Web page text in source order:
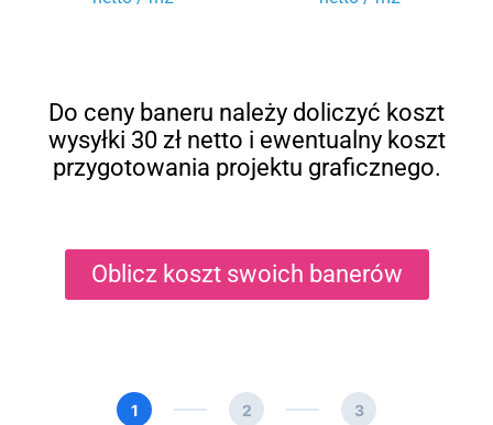
Do ceny baneru należy doliczyć koszt
wysyłki 30 zł netto i ewentualny koszt
przygotowania projektu graficznego.
Oblicz koszt swoich banerów
1 2 3